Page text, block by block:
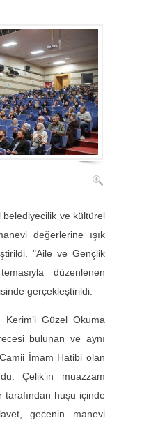
belediyecilik ve kültürel
değerlerine ışık
"Aile ve Gençlik
düzenlenen
gerçekleştirildi.
Kerim’i Güzel Okuma
bulunan ve aynı
İmam Hatibi olan
Çelik’in muazzam
huşu içinde
gecenin manevi